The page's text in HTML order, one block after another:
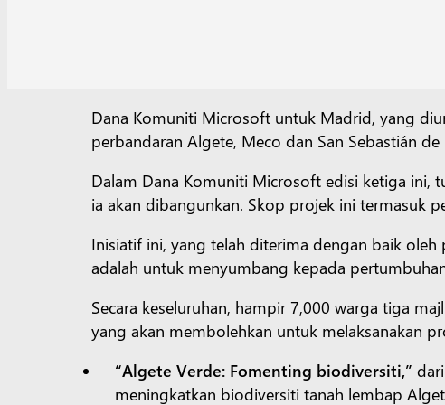
Dana Komuniti Microsoft untuk Madrid, yang
perbandaran Algete, Meco dan San Sebastián de
Dalam Dana Komuniti Microsoft edisi ketiga
ia akan dibangunkan. Skop projek ini termasuk
Inisiatif ini, yang telah diterima dengan baik
adalah untuk menyumbang kepada
Secara keseluruhan, hampir 7,000 warga tiga
yang akan membolehkan untuk melaksanakan
“Algete Verde: Fomenting biodiversiti,”
meningkatkan biodiversiti tanah lembap